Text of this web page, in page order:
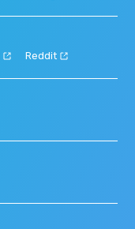
Reddit